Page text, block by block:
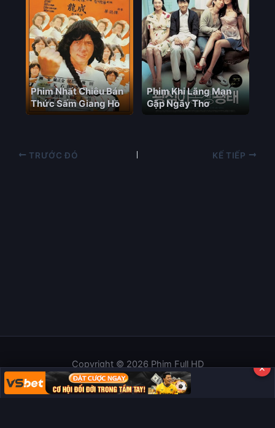
Phim Nhất Chiêu Bán
Thức Sấm Giang Hồ
Phim Khi Lãng Mạn
Gặp Ngây Thơ
TRƯỚC ĐÓ KẾ TIẾP
Copyright © 2026 Phim Full HD ×